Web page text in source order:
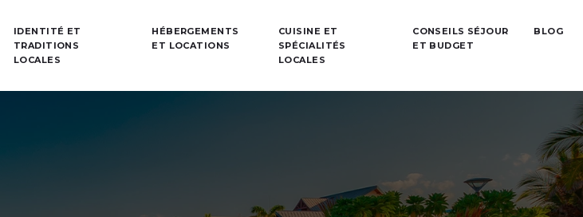
IDENTITÉ ET
TRADITIONS
LOCALES
HÉBERGEMENTS
ET LOCATIONS
CUISINE ET
SPÉCIALITÉS
LOCALES
CONSEILS SÉJOUR
ET BUDGET
BLOG